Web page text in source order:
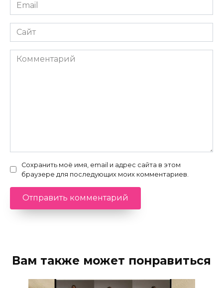
*
Сайт
Комментарий
Сохранить моё имя, email и адрес сайта в этом
браузере для последующих моих комментариев.
Вам также может понравиться